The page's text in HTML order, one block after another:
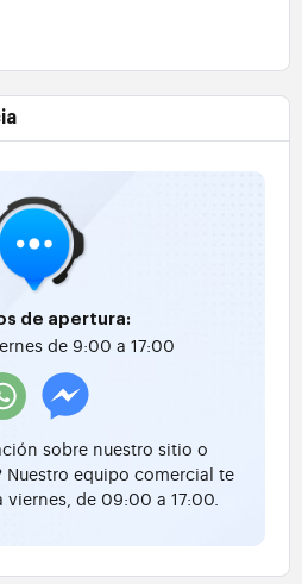
de apertura:
de 9:00 a 17:00
sobre nuestro sitio o
Nuestro equipo comercial te
de 09:00 a 17:00.